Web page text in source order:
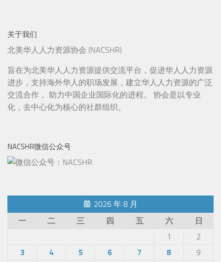
关于我们
北美华人人力资源协会 (NACSHR)
旨在为北美华人人力资源提供交流平台，促进华人人力资源
进步，支持海外华人的职场发展，建立华人人力资源的广泛
交流合作， 助力中国企业国际化的进程。 协会是以专业
化，去中心化为核心的社群组织。
NACSHR微信公众号
2026 年 8 月
一
二 三 四 五 六
日
1
2
3
4 5 6 7 8
9